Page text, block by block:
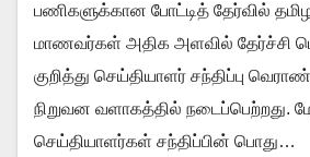
பணிகளுக்கான போட்டித் தேர்வில்
மாணவர்கள் அதிக அளவில் தேர்ச்சி
குறித்து செய்தியாளர் சந்திப்பு
நிறுவன வளாகத்தில் நடைப்பெற்றது.
செய்தியாளர்கள் சந்திப்பின் பொது…